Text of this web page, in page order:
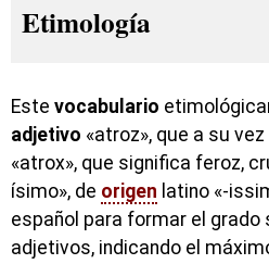
Etimología
Este vocabulario
adjetivo «atroz», que a su
«atrox», que significa feroz,
ísimo», de origen latino «-
español para formar el grado
adjetivos, indicando el